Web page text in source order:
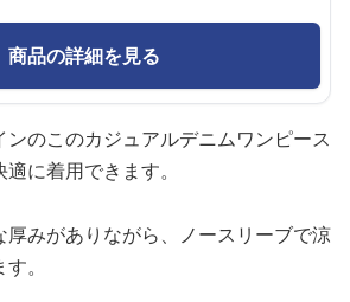
商品の詳細を見る
ンのこのカジュアルデニムワンピース
に着用できます。
厚みがありながら、ノースリーブで涼
。